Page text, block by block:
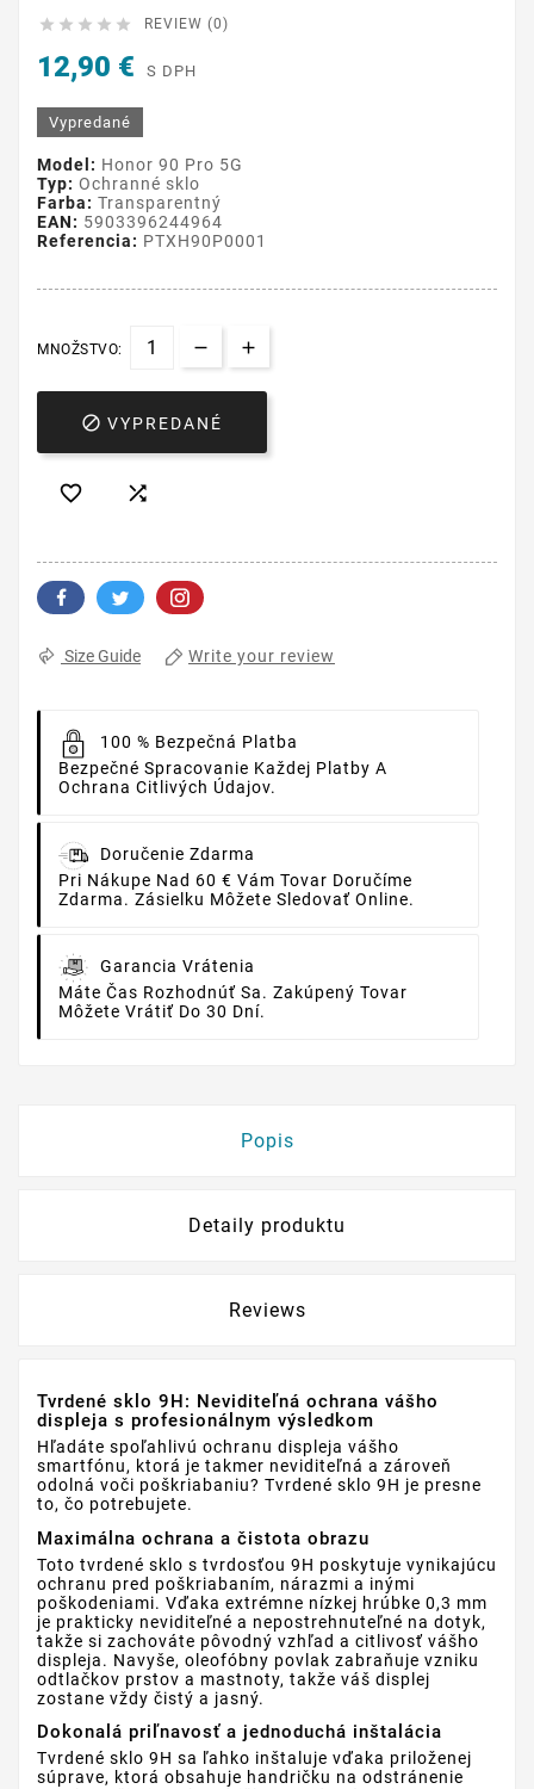
     REVIEW (0)
12,90 € S DPH
Vypredané
Model: Honor 90 Pro 5G
Typ: Ochranné sklo
Farba: Transparentný
EAN: 5903396244964
Referencia: PTXH90P0001
MNOŽSTVO:
 VYPREDANÉ
 
Size Guide Write your review
100 % Bezpečná Platba
Bezpečné Spracovanie Každej Platby A
Ochrana Citlivých Údajov.
Doručenie Zdarma
Pri Nákupe Nad 60 € Vám Tovar Doručíme
Zdarma. Zásielku Môžete Sledovať Online.
Garancia Vrátenia
Máte Čas Rozhodnúť Sa. Zakúpený Tovar
Môžete Vrátiť Do 30 Dní.
Popis
Detaily produktu
Reviews
Tvrdené sklo 9H: Neviditeľná ochrana vášho
displeja s profesionálnym výsledkom
Hľadáte spoľahlivú ochranu displeja vášho
smartfónu, ktorá je takmer neviditeľná a zároveň
odolná voči poškriabaniu? Tvrdené sklo 9H je presne
to, čo potrebujete.
Maximálna ochrana a čistota obrazu
Toto tvrdené sklo s tvrdosťou 9H poskytuje vynikajúcu
ochranu pred poškriabaním, nárazmi a inými
poškodeniami. Vďaka extrémne nízkej hrúbke 0,3 mm
je prakticky neviditeľné a nepostrehnuteľné na dotyk,
takže si zachováte pôvodný vzhľad a citlivosť vášho
displeja. Navyše, oleofóbny povlak zabraňuje vzniku
odtlačkov prstov a mastnoty, takže váš displej
zostane vždy čistý a jasný.
Dokonalá priľnavosť a jednoduchá inštalácia
Tvrdené sklo 9H sa ľahko inštaluje vďaka priloženej
súprave, ktorá obsahuje handričku na odstránenie